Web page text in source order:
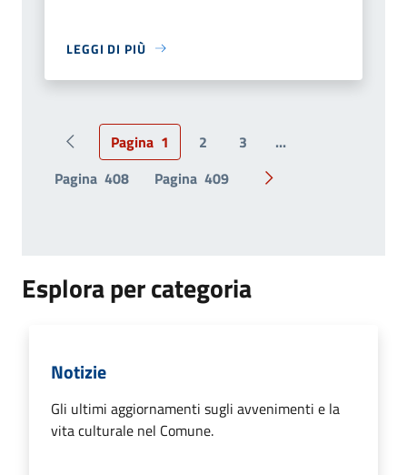
LEGGI DI PIÙ
Pagina precedente
Pagina 1 2 3
...
Pagina 408 Pagina 409 Pagina successiva
Esplora per categoria
Notizie
Gli ultimi aggiornamenti sugli avvenimenti e la
vita culturale nel Comune.